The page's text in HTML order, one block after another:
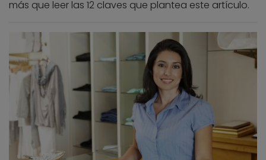
más que leer las 12 claves que plantea este artículo.